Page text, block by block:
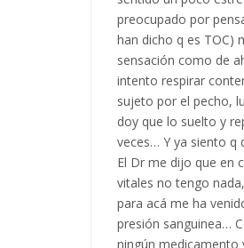
preocupado por
han dicho q es TOC)
sensación como de
intento respirar
sujeto por el pecho,
doy que lo suelto y
veces… Y ya siento q
El Dr me dijo que en
vitales no tengo
para acá me ha
presión sanguinea…
ningún medicamento